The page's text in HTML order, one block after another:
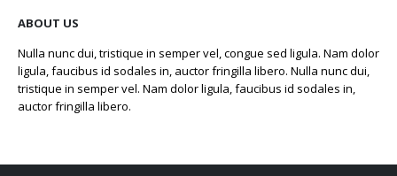
ABOUT US
Nulla nunc dui, tristique in semper vel, congue sed ligula. Nam dolor
ligula, faucibus id sodales in, auctor fringilla libero. Nulla nunc dui,
tristique in semper vel. Nam dolor ligula, faucibus id sodales in,
auctor fringilla libero.